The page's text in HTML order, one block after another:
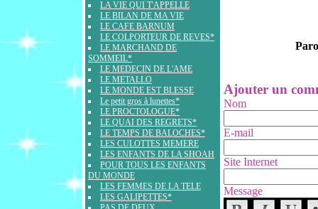
LA VIE QUI T'APPELLE
LE BILAN DE MA VIE
LE CAFE BARNUM
LE COLPORTEUR DE REVES*
LE MARCHAND DE
SOMMEIL*
LE MEDECIN DE L'AME
LE METALLO
LE MONDE EST BLESSE
Le petit gros à lunettes*
LE PROCTOLOGUE*
LE QUAI DES REGRETS*
LE TEMPS DE BALOCHES*
LES CULOTTES MEMERE
LES ENFANTS DE LA SHOAH
POUR TOUS LES ENFANTS
DU MONDE
LES FEMMES DE LA TELE
LES GALIPETTES*
Ajouter un
Nom
E-mail
Site Internet
Message